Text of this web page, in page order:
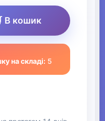
В кошик
на складі:5